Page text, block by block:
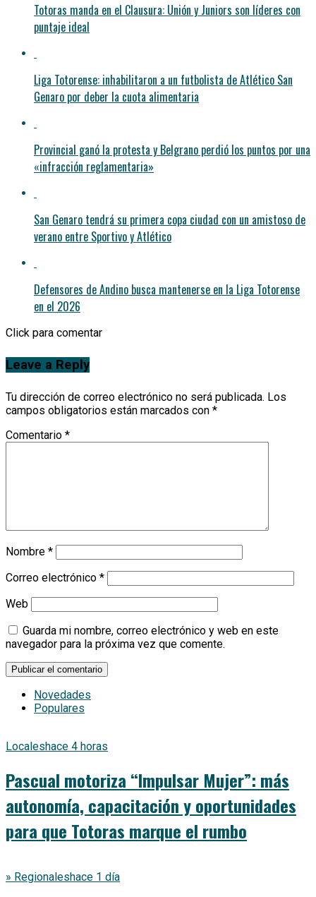
Totoras manda en el Clausura: Unión y Juniors son líderes con
puntaje ideal
Liga Totorense: inhabilitaron a un futbolista de Atlético San
Genaro por deber la cuota alimentaria
Provincial ganó la protesta y Belgrano perdió los puntos por una
«infracción reglamentaria»
San Genaro tendrá su primera copa ciudad con un amistoso de
verano entre Sportivo y Atlético
Defensores de Andino busca mantenerse en la Liga Totorense
en el 2026
Click para comentar
Leave a Reply
Tu dirección de correo electrónico no será publicada. Los
campos obligatorios están marcados con *
Comentario *
Nombre *
Correo electrónico *
Web
Guarda mi nombre, correo electrónico y web en este
navegador para la próxima vez que comente.
Novedades
Populares
Localeshace 4 horas
Pascual motoriza “Impulsar Mujer”: más
autonomía, capacitación y oportunidades
para que Totoras marque el rumbo
» Regionaleshace 1 día